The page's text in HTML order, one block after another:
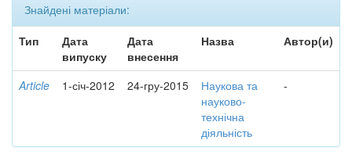
Знайдені матеріали:
Тип
Дата
випуску
Дата
внесення
Назва Автор(и)
Article 1-січ-2012 24-гру-2015
Наукова та
науково-
технічна
діяльність
-